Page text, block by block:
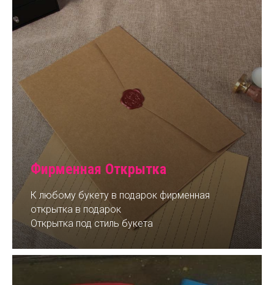
Фирменная Открытка
К любому букету в подарок фирменная
открытка в подарок
Открытка под стиль букета